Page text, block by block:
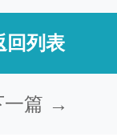
回列表
一篇 →